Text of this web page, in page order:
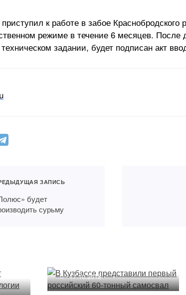
к работе в забое Краснобродского
режиме в течение 6 месяцев. После
техническом задании, будет подписан акт
ЗАПИСЬ
будет
сурьму
17.10.2018